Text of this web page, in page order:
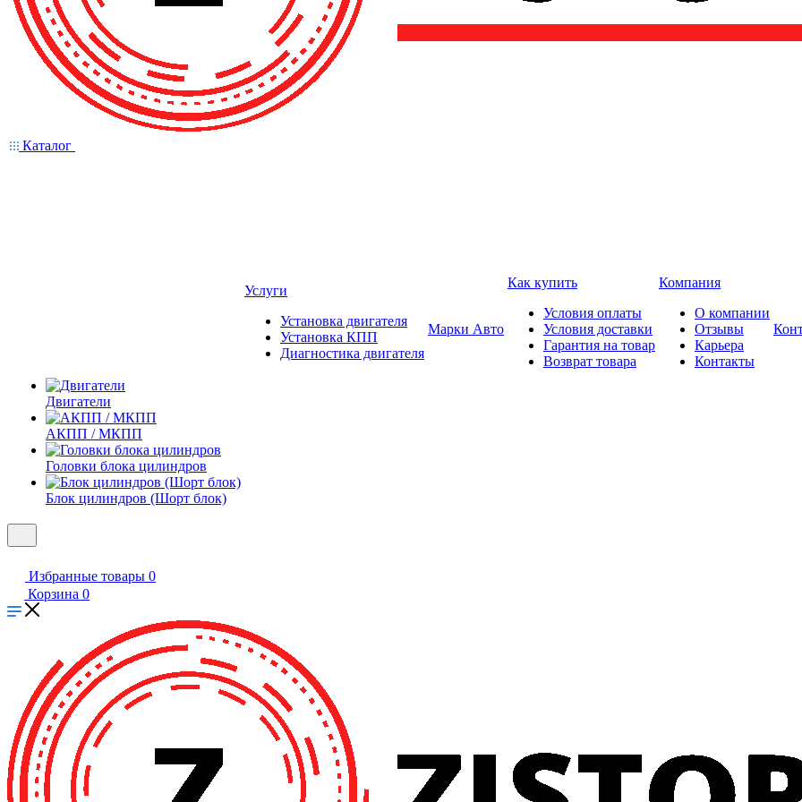
Каталог
Двигатели
АКПП / МКПП
Головки блока цилиндров
Блок цилиндров (Шорт блок)
Услуги
Установка двигателя
Установка КПП
Диагностика двигателя
Марки Авто
Как купить
Условия оплаты
Условия доставки
Гарантия на товар
Возврат товара
Компания
О компании
Отзывы
Карьера
Контакты
Избранные товары 0
Корзина 0